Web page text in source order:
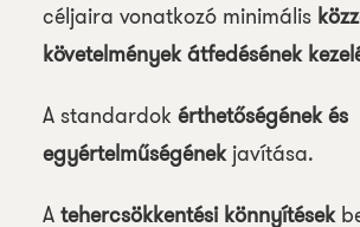
céljaira vonatkozó minimális
követelmények átfedésének
A standardok érthetőségének és
egyértelműségénekjavítása.
Atehercsökkentési könnyítések